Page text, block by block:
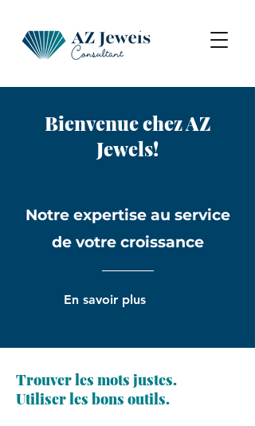
Bienvenue chez AZ
Jewels!
Notre expertise au service
de votre croissance
En savoir plus
Trouver les mots justes.
Utiliser les bons outils.